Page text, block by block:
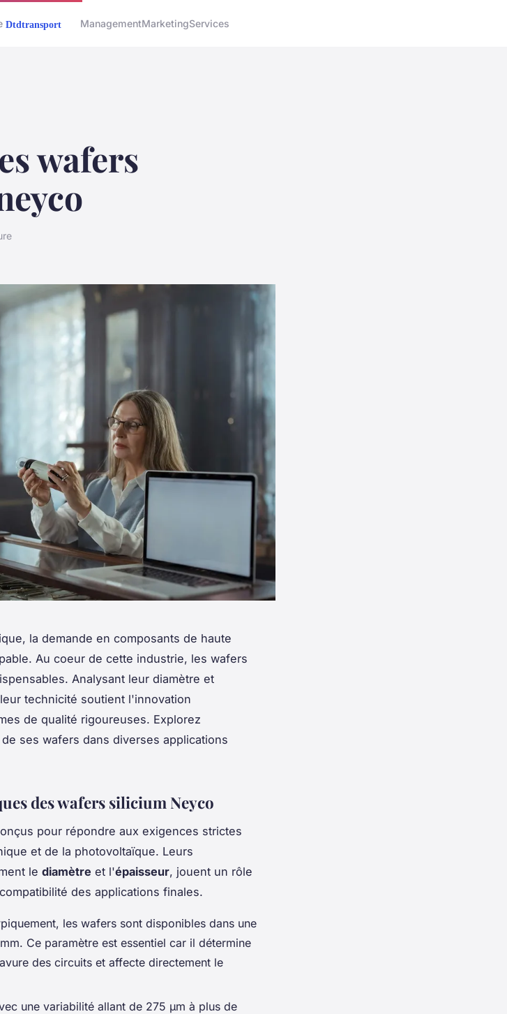
ManagementMarketingServices
wafers
la demande en composants de haute
Au coeur de cette industrie, les wafers
Analysant leur diamètre et
technicité soutient l'innovation
de qualité rigoureuses. Explorez
ses wafers dans diverses applications
des wafers silicium Neyco
pour répondre aux exigences strictes
et de la photovoltaïque. Leurs
le diamètre et l'épaisseur, jouent un rôle
des applications finales.
les wafers sont disponibles dans une
Ce paramètre est essentiel car il détermine
des circuits et affecte directement le
une variabilité allant de 275 µm à plus de